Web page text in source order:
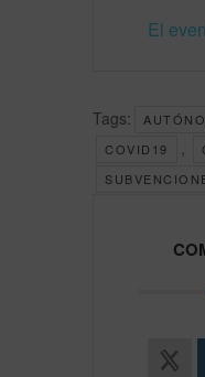
El
Tags:
COVID19 ,